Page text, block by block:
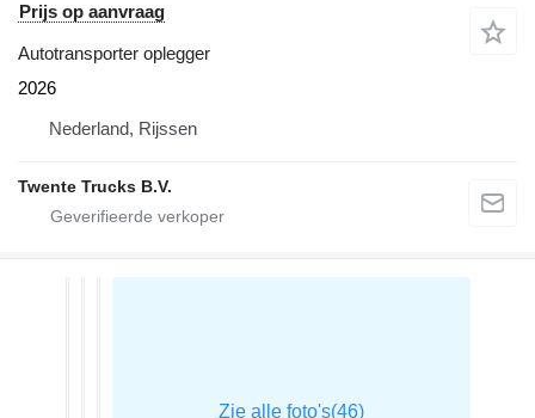
Prijs op aanvraag
Autotransporter oplegger
2026
Nederland, Rijssen
Twente Trucks B.V.